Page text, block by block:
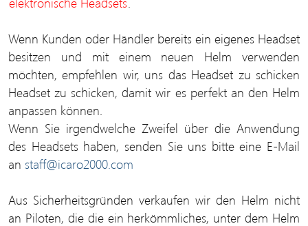
Wenn Kunden oder Händler bereits ein eigenes Headset
besitzen und mit einem neuen Helm verwenden
möchten, empfehlen wir, uns das Headset zu schicken
Headset zu schicken, damit wir es perfekt an den Helm
anpassen können.
Wenn Sie irgendwelche Zweifel über die Anwendung
des Headsets haben, senden Sie uns bitte eine E-Mail
an staff@icaro2000.com
Aus Sicherheitsgründen verkaufen wir den Helm nicht
an Piloten, die die ein herkömmliches, unter dem Helm